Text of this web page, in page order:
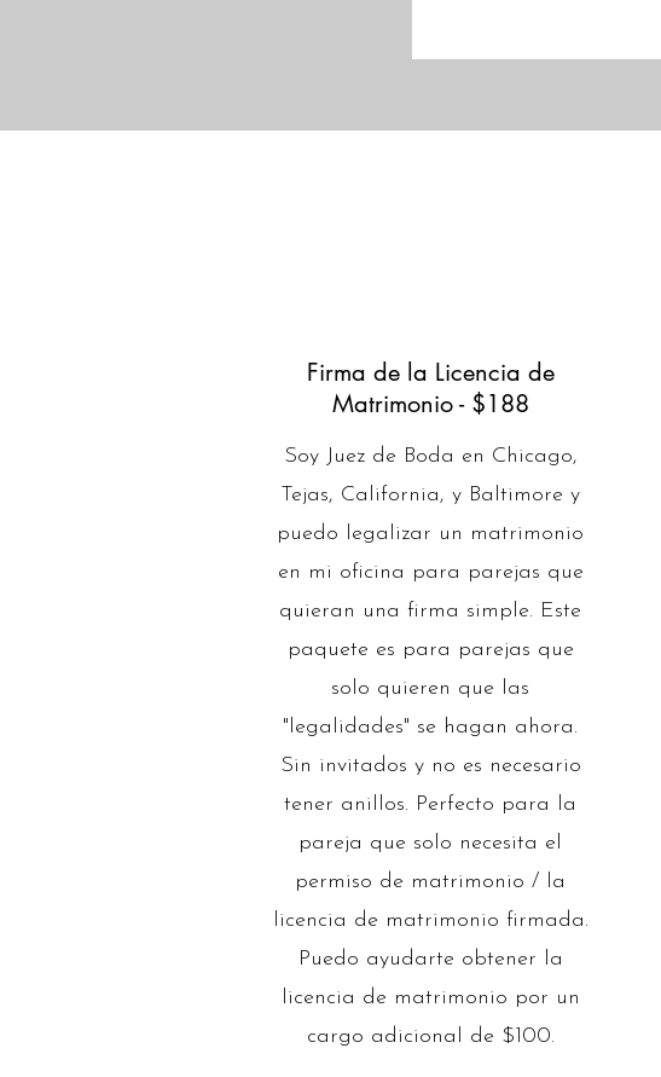
Firma de la Licencia de
Matrimonio - $188
Soy Juez de Boda en Chicago,
Tejas, California, y Baltimore y
puedo legalizar un matrimonio
en mi oficina para parejas que
quieran una firma simple. Este
paquete es para parejas que
solo quieren que las
"legalidades" se hagan ahora.
Sin invitados y no es necesario
tener anillos. Perfecto para la
pareja que solo necesita el
permiso de matrimonio / la
licencia de matrimonio firmada.
Puedo ayudarte obtener la
licencia de matrimonio por un
cargo adicional de $100.